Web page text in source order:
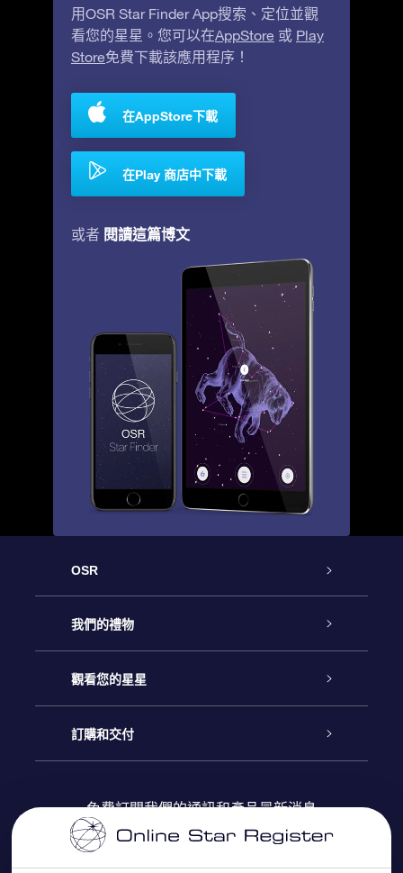
用OSR Star Finder App搜索、定位並觀
看您的星星。您可以在AppStore 或 Play
Store免費下載該應用程序！
在AppStore下載
在Play 商店中下載
或者 閱讀這篇博文
OSR
客戶服務
聯繫我們
博客
評論
我們的禮物
Online Star禮物
OSR禮物包
OSR 禮物卡
觀看您的星星
星星注册
個性化的Star Page
訂購和交付
付款資訊
免費訂閱我們的通訊和產品最新消息